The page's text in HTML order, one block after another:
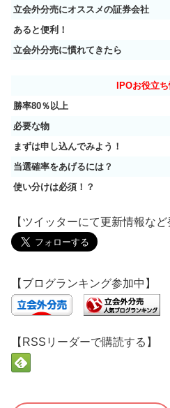
立会外分売にオススメの証券会社
あると便利！
立会外分売に慣れてきたら
IPOお役立ち
勝率80％以上
必要な物
まずは申し込んでみよう！
当選確率をあげるには？
使い分けは必須！？
【ツイッターにて更新情報など
【ブログランキング参加中】
【RSSリーダーで購読する】